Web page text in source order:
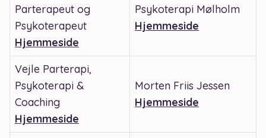
Parterapeut og
Psykoterapeut
Hjemmeside
Psykoterapi Mølholm
Hjemmeside
Vejle Parterapi,
Psykoterapi &
Coaching
Hjemmeside
Morten Friis Jessen
Hjemmeside